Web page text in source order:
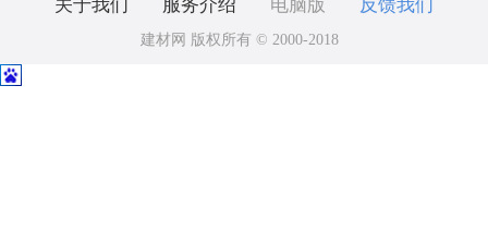
关于我们 服务介绍 电脑版 反馈我们
建材网 版权所有 © 2000-2018